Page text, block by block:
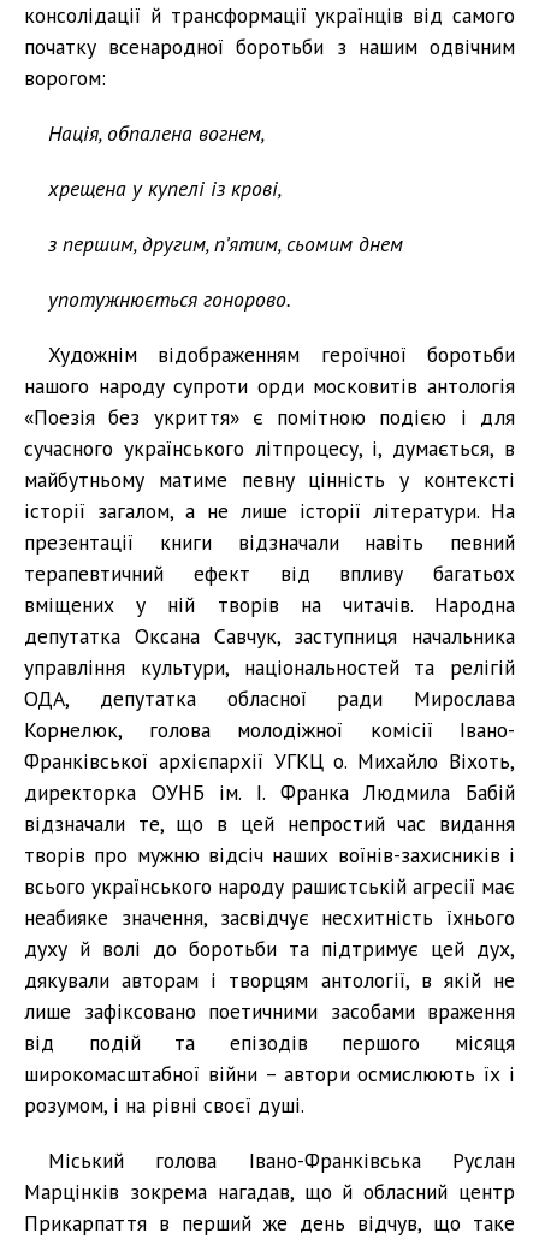
консолідації й трансформації українців від самого
початку всенародної боротьби з нашим одвічним
ворогом:
Нація, обпалена вогнем,
хрещена у купелі із крові,
з першим, другим, п’ятим, сьомим днем
употужнюється гонорово.
Художнім відображенням героїчної боротьби
нашого народу супроти орди московитів антологія
«Поезія без укриття» є помітною подією і для
сучасного українського літпроцесу, і, думається, в
майбутньому матиме певну цінність у контексті
історії загалом, а не лише історії літератури. На
презентації книги відзначали навіть певний
терапевтичний ефект від впливу багатьох
вміщених у ній творів на читачів. Народна
депутатка Оксана Савчук, заступниця начальника
управління культури, національностей та релігій
ОДА, депутатка обласної ради Мирослава
Корнелюк, голова молодіжної комісії Івано-
Франківської архієпархії УГКЦ о. Михайло Віхоть,
директорка ОУНБ ім. І. Франка Людмила Бабій
відзначали те, що в цей непростий час видання
творів про мужню відсіч наших воїнів-захисників і
всього українського народу рашистській агресії має
неабияке значення, засвідчує несхитність їхнього
духу й волі до боротьби та підтримує цей дух,
дякували авторам і творцям антології, в якій не
лише зафіксовано поетичними засобами враження
від подій та епізодів першого місяця
широкомасштабної війни – автори осмислюють їх і
розумом, і на рівні своєї душі.
Міський голова Івано-Франківська Руслан
Марцінків зокрема нагадав, що й обласний центр
Прикарпаття в перший же день відчув, що таке